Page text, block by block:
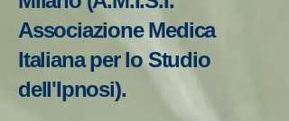
Associazione Medica
Italiana per lo Studio
dell'Ipnosi).